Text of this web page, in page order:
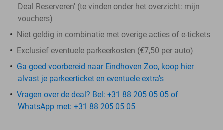
Deal Reserveren' (te vinden onder het overzicht: mijn
vouchers)
Niet geldig in combinatie met overige acties of e-tickets
Exclusief eventuele parkeerkosten (€7,50 per auto)
Ga goed voorbereid naar Eindhoven Zoo, koop hier
alvast je parkeerticket en eventuele extra's
Vragen over de deal? Bel: +31 88 205 05 05 of
WhatsApp met: +31 88 205 05 05